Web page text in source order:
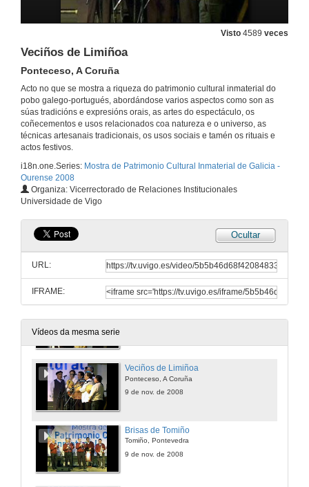
Visto 4589 veces
Veciños de Limiñoa
Ponteceso, A Coruña
Acto no que se mostra a riqueza do patrimonio cultural inmaterial do
pobo galego-portugués, abordándose varios aspectos como son as
súas tradicións e expresións orais, as artes do espectáculo, os
coñecementos e usos relacionados coa natureza e o universo, as
técnicas artesanais tradicionais, os usos sociais e tamén os rituais e
actos festivos.
i18n.one.Series: Mostra de Patrimonio Cultural Inmaterial de Galicia -
Ourense 2008
Organiza: Vicerrectorado de Relaciones Institucionales
Universidade de Vigo
Ocultar
URL:
IFRAME:
Vídeos da mesma serie
Ponteceso, A Coruña
9 de nov. de 2008
César Fernández
Veciños de Limiñoa
Ponteceso, A Coruña
Santa Xuía, A Fonsagrada
Ponteceso, A Coruña
9 de nov. de 2008
Treboadas de Tomiño
Veciños de Limiñoa
Ponteceso, A Coruña
9 de nov. de 2008
Brisas de Tomiño
Tomiño, Pontevedra
9 de nov. de 2008